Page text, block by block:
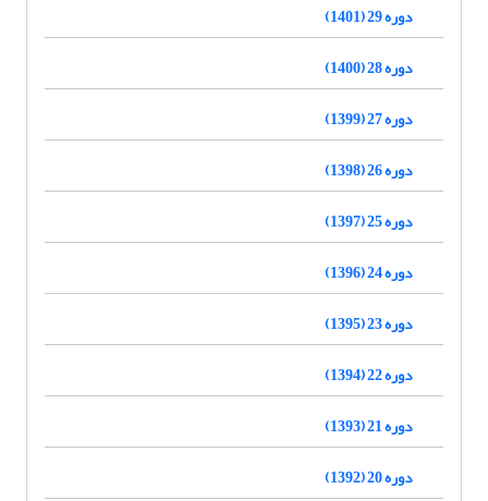
دوره 29 (1401)
دوره 28 (1400)
دوره 27 (1399)
دوره 26 (1398)
دوره 25 (1397)
دوره 24 (1396)
دوره 23 (1395)
دوره 22 (1394)
دوره 21 (1393)
دوره 20 (1392)